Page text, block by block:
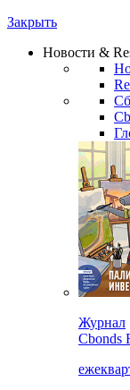
Закрыть
Новости &
Журнал
Cbonds